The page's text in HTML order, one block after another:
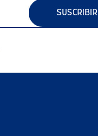
SUSCRIBIR